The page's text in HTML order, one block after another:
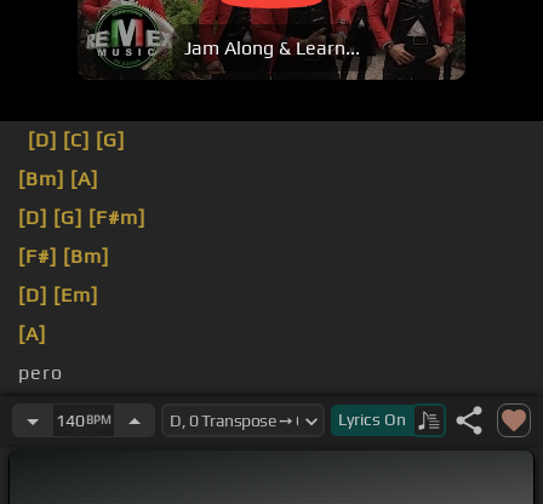
Jam Along & Learn...
[D] [C] [G]
[Bm] [A]
[D] [G] [F#m]
[F#] [Bm]
[D] [Em]
[A]
pero
140BPM Lyrics On